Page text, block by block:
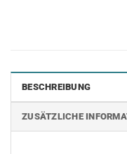
BESCHREIBUNG
ZUSÄTZLICHE